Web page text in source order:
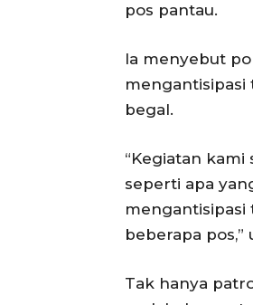
pos pantau.
Ia menyebut
begal.
“Kegiatan
seperti apa
beberapa pos,”
Tak hanya